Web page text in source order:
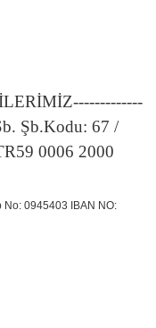
Şb.Kodu: 67 /
0006 2000
No: 0945403 IBAN NO: